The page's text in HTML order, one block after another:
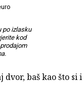
po izlasku
kod
dvor, baš kao što si i